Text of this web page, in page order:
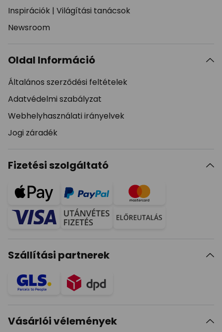
Inspirációk | Világítási tanácsok
Newsroom
Oldal Információ
Általános szerződési feltételek
Adatvédelmi szabályzat
Webhelyhasználati irányelvek
Jogi záradék
Fizetési szolgáltató
Szállítási partnerek
Vásárlói vélemények